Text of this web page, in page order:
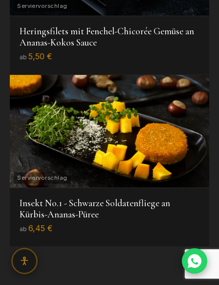
Heringsfilets mit Fenchel-Chicorée Gemüse an
Ananas-Kokos Sauce
ab 5,50 €
Insekt No.1 - Schwarze Soldatenfliege an
Kürbis-Ananas-Püree
ab 6,45 €